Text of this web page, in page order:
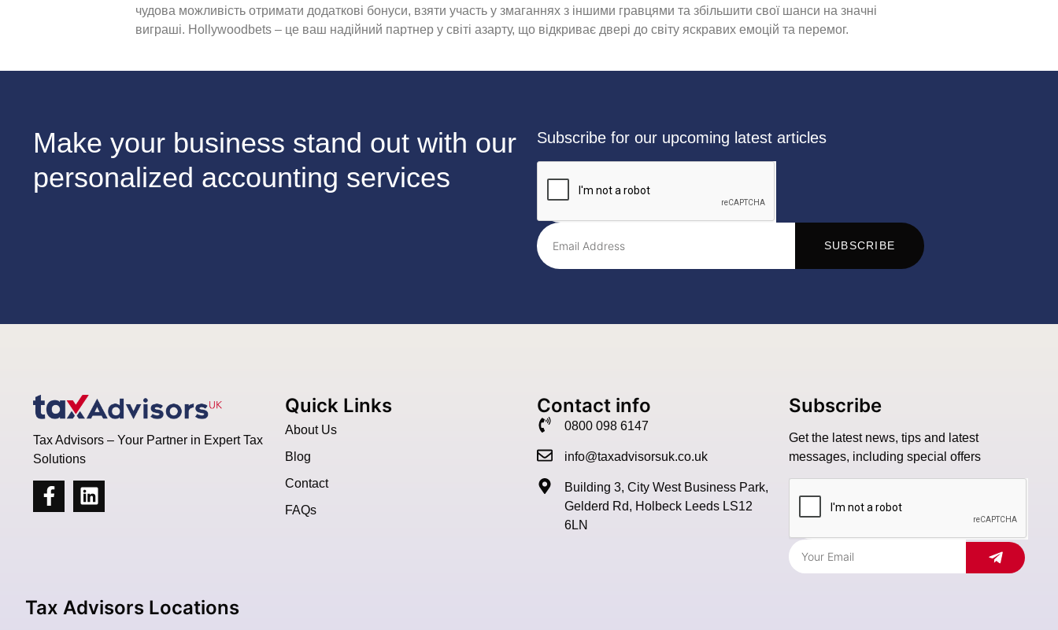
чудова можливість отримати додаткові бонуси, взяти участь у змаганнях з іншими гравцями та збільшити свої шанси на значні
виграші. Hollywoodbets – це ваш надійний партнер у світі азарту, що відкриває двері до світу яскравих емоцій та перемог.
Make your business stand out with our
personalized accounting services
Subscribe for our upcoming latest articles
SUBSCRIBE
Tax Advisors – Your Partner in Expert Tax
Solutions
Quick Links
About Us
Blog
Contact
FAQs
Contact info
0800 098 6147
info@taxadvisorsuk.co.uk
Building 3, City West Business Park,
Gelderd Rd, Holbeck Leeds LS12
6LN
Subscribe
Get the latest news, tips and latest
messages, including special offers
Tax Advisors Locations